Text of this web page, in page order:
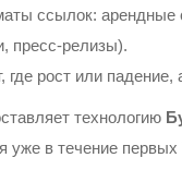
ссылок: арендные
пресс-релизы).
рост или
технологию
уже в течение первых